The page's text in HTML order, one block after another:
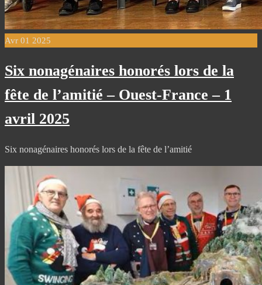
Avr 01 2025
Six nonagénaires honorés lors de la
fête de l’amitié – Ouest-France – 1
avril 2025
Six nonagénaires honorés lors de la fête de l’amitié